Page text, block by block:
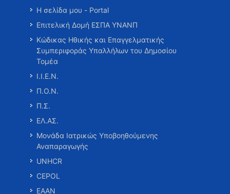
Η σελίδα μου - Portal
Επιτελική Δομή ΕΣΠΑ ΥΝΑΝΠ
Κώδικας Ηθικής και Επαγγελματικής
Συμπεριφοράς Υπαλλήλων του Δημοσίου
Τομέα
Ι.Ι.Ε.Ν.
Π.Ο.Ν.
Π.Σ.
ΕΛ.ΑΣ.
Μονάδα Ιατρικώς Υποβοηθούμενης
Αναπαραγωγής
UNHCR
CEPOL
ΕΑΑΝ